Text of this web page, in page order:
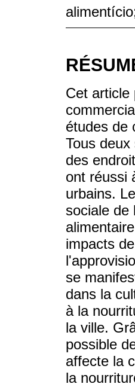
Cet article
études de
Tous
des
ont réussi
urbains.
sociale de
impacts
se
dans la
à la
la ville.
possible
affecte la
la